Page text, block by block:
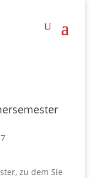
zu dem Sie